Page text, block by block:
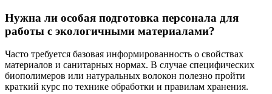
Нужна ли особая подготовка персонала для
работы с экологичными материалами?
Часто требуется базовая информированность о свойствах
материалов и санитарных нормах. В случае специфических
биополимеров или натуральных волокон полезно пройти
краткий курс по технике обработки и правилам хранения.